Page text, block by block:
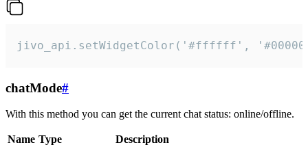
jivo_api.setWidgetColor('#ffffff',
chatMode#
With this method you can get the current chat status: online/offline.
Name Type
Description